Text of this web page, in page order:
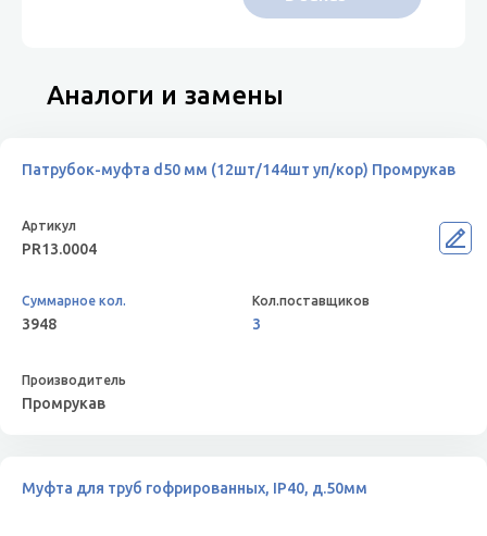
Аналоги и замены
Патрубок-муфта d50 мм (12шт/144шт уп/кор) Промрукав
PR13.0004
3948 3
Промрукав
Муфта для труб гофрированных, IP40, д.50мм